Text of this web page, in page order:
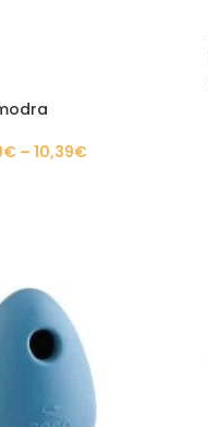
€ – 10,39€